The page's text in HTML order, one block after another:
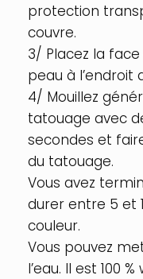
protection
couvre.
3/ Placez la
peau à l’endroit
4/ Mouillez
tatouage avec
secondes et
du tatouage.
Vous avez
durer entre 5 et
couleur.
Vous pouvez
l’eau. Il est 100